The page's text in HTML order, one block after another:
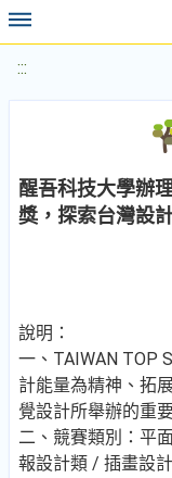
:::
醒吾科技大學辦
獎，探索台灣設
說明：
一、TAIWAN TOP
計能量為精神、拓
覺設計所舉辦的重
二、競賽類別：平
報設計類 / 插畫設